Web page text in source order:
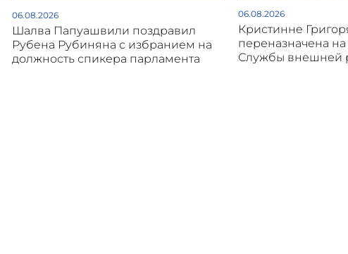
06.08.2026
Шалва Папуашвили поздравил
Рубена Рубиняна с избранием на
должность спикера парламента
06.08.2026
Кристинне
переназначена
Службы внешней